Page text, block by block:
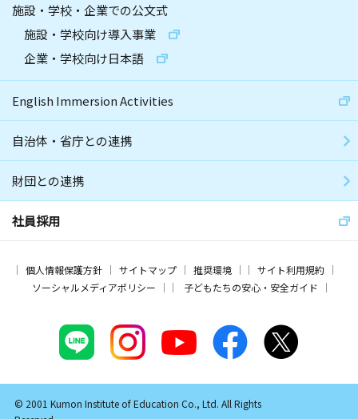
施設・学校・企業での公文式
施設・学校向け導入事業
企業・学校向け日本語
English Immersion Activities
自治体・省庁との連携
財団との連携
社員採用
個人情報保護方針 サイトマップ 推奨環境
サイト利用規約
ソーシャルメディアポリシー
子どもたちの安心・安全ガイド
© 2001 Kumon Institute of Education Co., Ltd. All Rights